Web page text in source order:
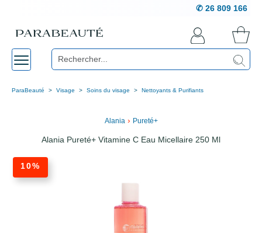
✆ 26 809 166
ParaBeauté Visage Soins du visage Nettoyants & Purifiants
Alania › Pureté+
Alania Pureté+ Vitamine C Eau Micellaire 250 Ml
10%